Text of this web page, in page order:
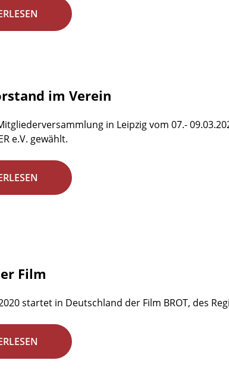
im Verein
in Leipzig vom 07.-
e.V. gewählt.
Film
startet in Deutschland der Film BROT, des